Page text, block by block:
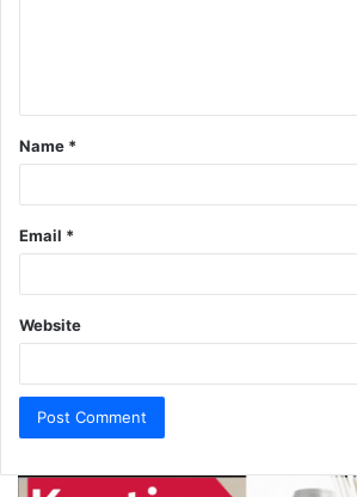
Name *
Email *
Website